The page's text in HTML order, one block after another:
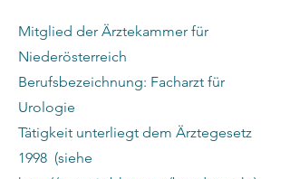
Mitglied der Ärztekammer für
Niederösterreich
Berufsbezeichnung: Facharzt für
Urologie
Tätigkeit unterliegt dem Ärztegesetz
1998 (siehe